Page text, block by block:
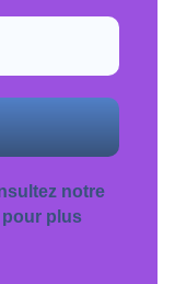
notre
plus